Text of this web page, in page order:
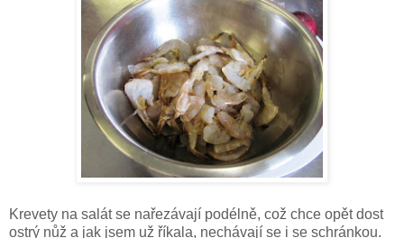
Krevety na salát se nařezávají podélně, což chce opět dost
ostrý nůž a jak jsem už říkala, nechávají se i se schránkou.